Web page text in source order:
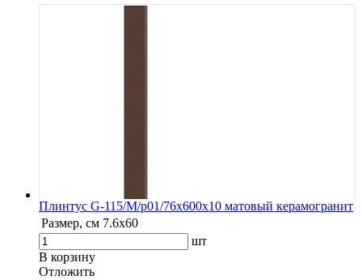
Плинтус G-115/М/p01/76x600x10 матовый керамогранит
Размер, см 7.6х60
шт
В корзину
Oтложить